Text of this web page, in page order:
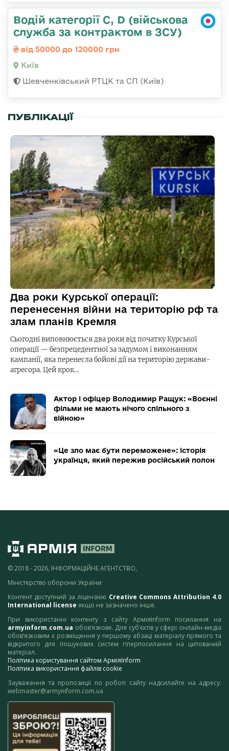
Водій категорії C, D (військова
служба за контрактом в ЗСУ)
від 50000 до 120000 грн
Київ
Шевченківський РТЦК та СП (Київ)
ПУБЛІКАЦІЇ
Два роки Курської операції:
перенесення війни на територію рф та
злам планів Кремля
Сьогодні виповнюється два роки від початку Курської
операції — безпрецедентної за задумом і виконанням
кампанії, яка перенесла бойові дії на територію держави-
агресора. Цей крок…
Актор і офіцер Володимир Ращук: «Воєнні
фільми не мають нічого спільного з
війною»
«Це зло має бути переможене»: історія
українця, який пережив російський полон
© 2018 - 2026, ІНФОРМАЦІЙНЕ АГЕНТСТВО,
Міністерство оборони України
Контент доступний за ліцензією Creative Commons Attribution 4.0
International license якщо не зазначено інше.
При використанні контенту з сайту АрміяInform посилання на
armyinform.com.ua обов’язкове. Для суб’єктів у сфері онлайн-медіа
обов’язковим є розміщення у першому абзаці матеріалу прямого та
відкритого для пошукових систем гіперпосилання на цитований
матеріал.
Політика користування сайтом АрміяInform
Політика використання файлів cookie
Зауваження та пропозиції по роботі сайту надсилайте на адресу:
webmaster@armyinform.com.ua